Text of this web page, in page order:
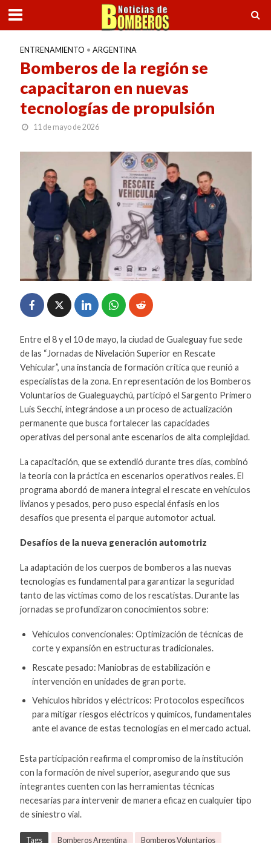
ENTRENAMIENTO • ARGENTINA
Bomberos de la región se
capacitaron en nuevas
tecnologías de propulsión
11 de mayo de 2026
Entre el 8 y el 10 de mayo, la ciudad de Gualeguay fue sede
de las “Jornadas de Nivelación Superior en Rescate
Vehicular”, una instancia de formación crítica que reunió a
especialistas de la zona. En representación de los Bomberos
Voluntarios de Gualeguaychú, participó el Sargento Primero
Luis Secchi, integrándose a un proceso de actualización
permanente que busca fortalecer las capacidades
operativas del personal ante escenarios de alta complejidad.
La capacitación, que se extendió durante tres días, combinó
la teoría con la práctica en escenarios operativos reales. El
programa abordó de manera integral el rescate en vehículos
livianos y pesados, pero puso especial énfasis en los
desafíos que presenta el parque automotor actual.
Desafíos de la nueva generación automotriz
La adaptación de los cuerpos de bomberos a las nuevas
tecnologías es fundamental para garantizar la seguridad
tanto de las víctimas como de los rescatistas. Durante las
jornadas se profundizaron conocimientos sobre:
Vehículos convencionales: Optimización de técnicas de
corte y expansión en estructuras tradicionales.
Rescate pesado: Maniobras de estabilización e
intervención en unidades de gran porte.
Vehículos híbridos y eléctricos: Protocolos específicos
para mitigar riesgos eléctricos y químicos, fundamentales
ante el avance de estas tecnologías en el mercado actual.
Esta participación reafirma el compromiso de la institución
con la formación de nivel superior, asegurando que sus
integrantes cuenten con las herramientas técnicas
necesarias para intervenir de manera eficaz en cualquier tipo
de siniestro vial.
Tags Bomberos Argentina Bomberos Voluntarios